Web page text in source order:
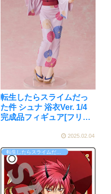
転生したらスライムだっ
た件 シュナ 浴衣Ver. 1/4
完成品フィギュア[フリー
2025.02.04